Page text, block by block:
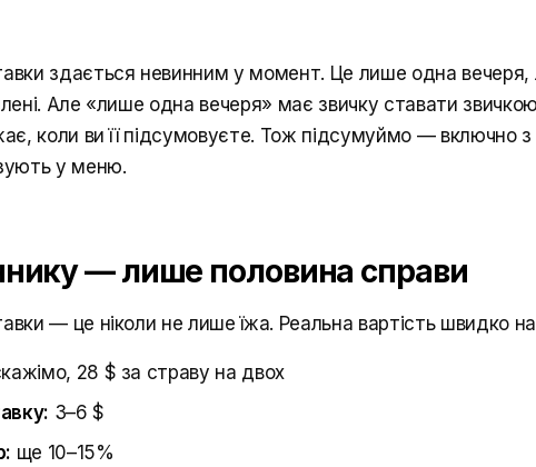
здається невинним у момент. Це лише одна
Але «лише одна вечеря» має звичку ставати
коли ви її підсумовуєте. Тож підсумуймо — включно
у меню.
— лише половина справи
— це ніколи не лише їжа. Реальна вартість швидко
28 $ за страву на двох
3–6 $
ще 10–15%